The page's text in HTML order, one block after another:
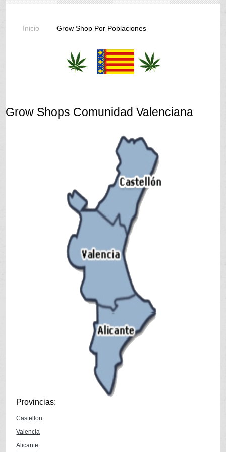
Inicio Grow Shop Por Poblaciones
Grow Shops Comunidad Valenciana
Provincias:
Castellon
Valencia
Alicante